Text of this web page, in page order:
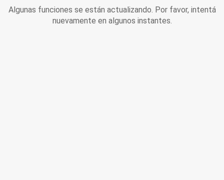
Algunas funciones se están actualizando. Por favor, intentá
nuevamente en algunos instantes.